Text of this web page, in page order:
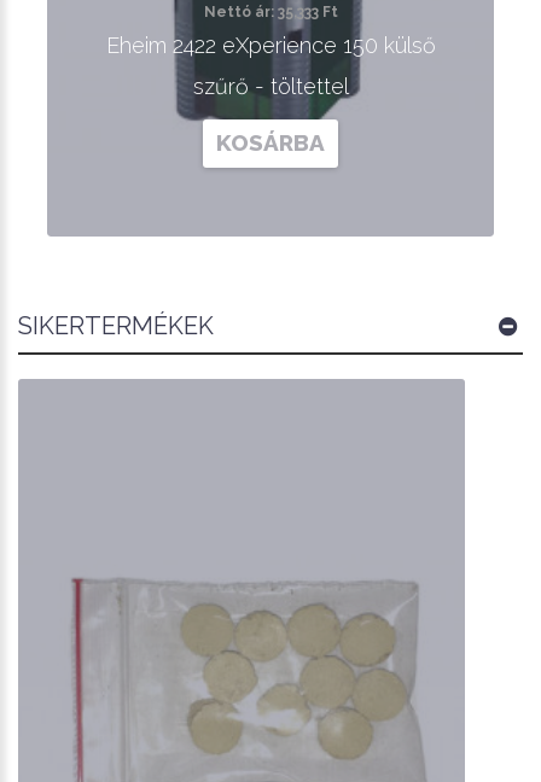
Nettó ár: 35,333 Ft
Eheim 2422 eXperience 150 külső
szűrő - töltettel
KOSÁRBA
SIKERTERMÉKEK